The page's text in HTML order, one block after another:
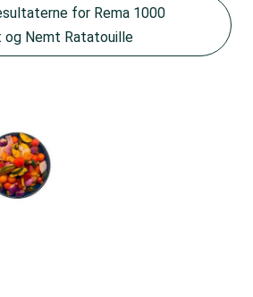
for Rema 1000
Nemt Ratatouille